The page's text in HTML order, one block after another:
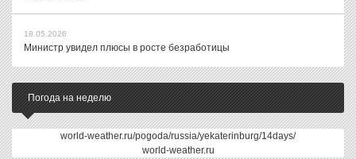
18.05.2026
Министр увидел плюсы в росте безработицы
Погода на неделю
world-weather.ru/pogoda/russia/yekaterinburg/14days/
world-weather.ru